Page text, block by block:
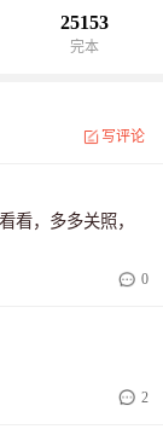
25153
完本
写评论
看，多多关照，
0
2